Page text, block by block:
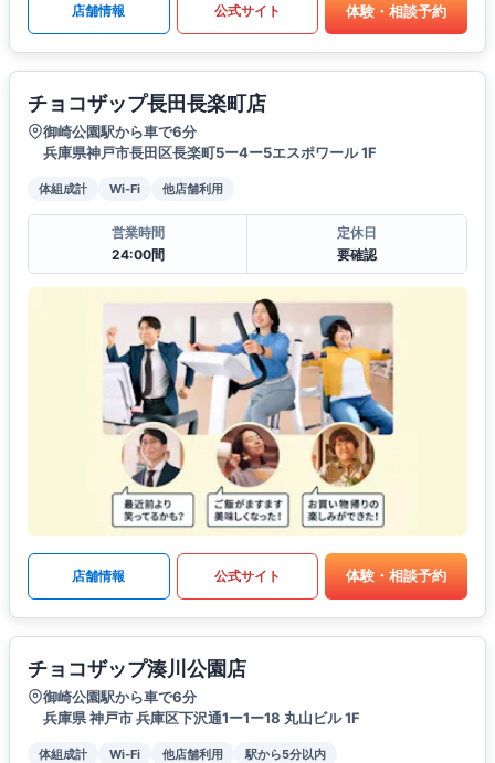
店舗情報 公式サイト 体験・相談予約
チョコザップ長田長楽町店
御崎公園駅から車で6分
兵庫県神戸市長田区長楽町5ー4ー5エスポワール 1F
体組成計 Wi-Fi 他店舗利用
営業時間
24:00間
定休日
要確認
店舗情報 公式サイト 体験・相談予約
チョコザップ湊川公園店
御崎公園駅から車で6分
兵庫県 神戸市 兵庫区下沢通1ー1ー18 丸山ビル 1F
体組成計 Wi-Fi 他店舗利用 駅から5分以内